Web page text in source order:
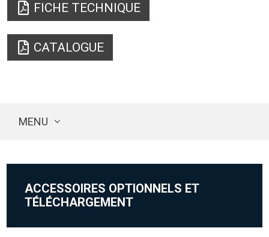
FICHE TECHNIQUE
CATALOGUE
MENU
ACCESSOIRES OPTIONNELS ET
TÉLÉCHARGEMENT